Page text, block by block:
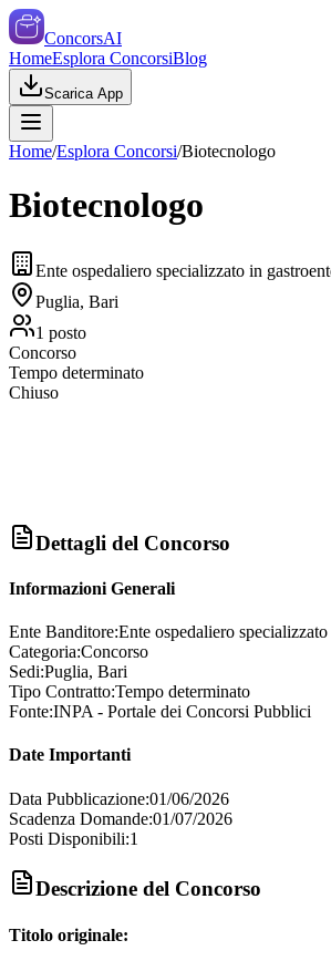
ConcorsAI
HomeEsplora ConcorsiBlog
Scarica App
Home/Esplora Concorsi/Biotecnologo
Biotecnologo
Ente ospedaliero specializzato in
Puglia, Bari
1 posto
Concorso
Tempo determinato
Chiuso
Dettagli del Concorso
Informazioni Generali
Ente Banditore:Ente ospedaliero
Categoria:Concorso
Sedi:Puglia, Bari
Tipo Contratto:Tempo determinato
Fonte:INPA - Portale dei Concorsi Pubblici
Date Importanti
Data Pubblicazione:01/06/2026
Scadenza Domande:01/07/2026
Posti Disponibili:1
Descrizione del Concorso
Titolo originale: